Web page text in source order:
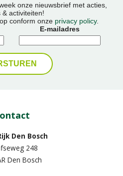
onze nieuwsbrief met acties,
& activiteiten!
conform onze privacy policy.
E-mailadres
Den Bosch
248
Den Bosch